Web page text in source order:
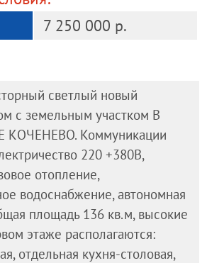
7 250 000 р.
светлый новый
с земельным участком В
Коммуникации
220 +380В,
отопление,
водоснабжение, автономная
площадь 136 кв.м, высокие
этаже располагаются:
отдельная кухня-столовая,